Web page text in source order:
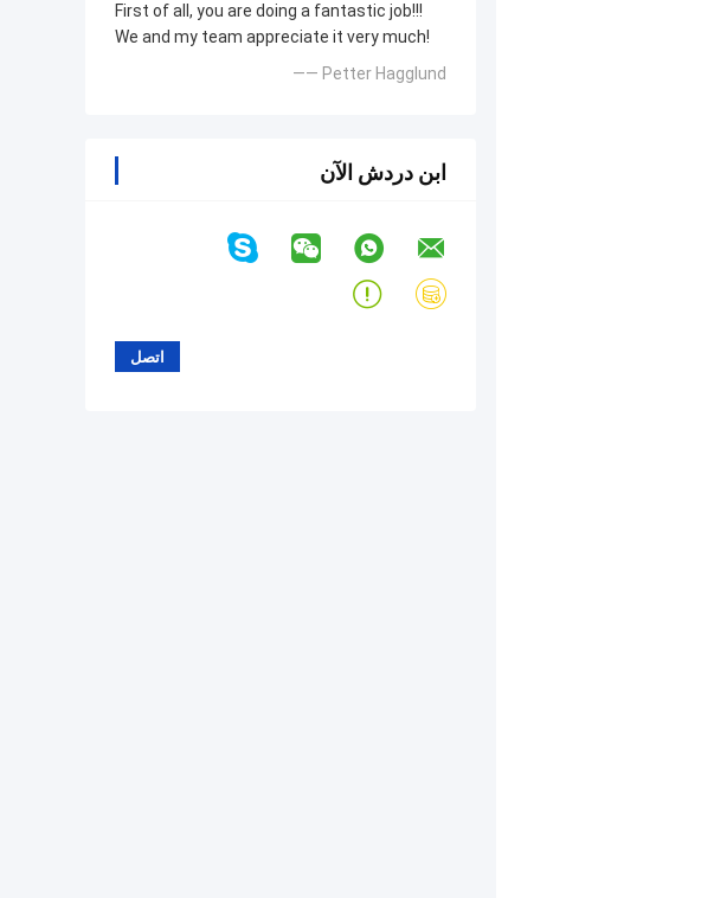
First of all, you are doing a fantastic job!!!
We and my team appreciate it very much!
—— Petter Hagglund
ابن دردش الآن